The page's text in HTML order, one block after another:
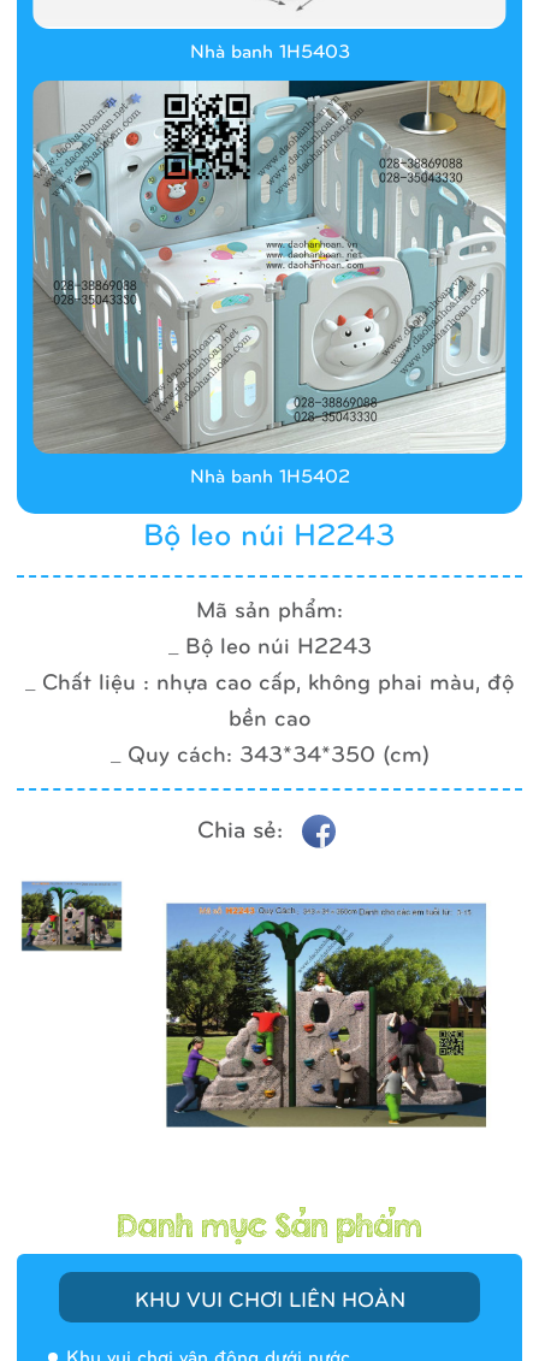
KHU VUI CHƠI LIÊN HOÀN
Khu vui chơi vận động dưới nước
Bộ leo núi H2243
Mã sản phẩm:
_ Bộ leo núi H2243
_ Chất liệu : nhựa cao cấp, không phai màu, độ
bền cao
_ Quy cách: 343*34*350 (cm)
Chia sẻ:
Nhà banh 1H5403
Nhà banh 1H5402